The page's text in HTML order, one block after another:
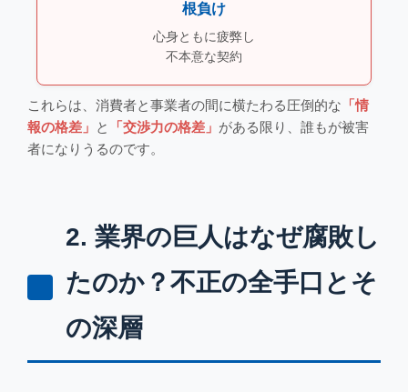
根負け
心身ともに疲弊し
不本意な契約
これらは、消費者と事業者の間に横たわる圧倒的な 「情
報の格差」 と 「交渉力の格差」 がある限り、誰もが被害
者になりうるのです。
2. 業界の巨人はなぜ腐敗し
たのか？不正の全手口とそ
の深層